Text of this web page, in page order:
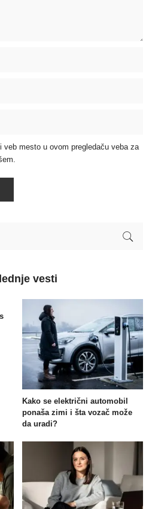
veb mesto u ovom pregledaču veba za
vesti
Kako se električni automobil
ponaša zimi i šta vozač može
da uradi?